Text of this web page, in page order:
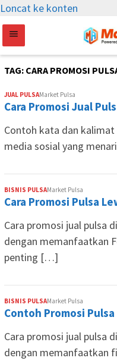
Loncat ke konten
TAG: CARA PROMOSI
JUAL PULSAMarket Pulsa
Cara Promosi Jual
Contoh kata dan
media sosial yang
BISNIS PULSAMarket Pulsa
Cara Promosi Pulsa
Cara promosi jual pulsa
dengan memanfaatkan
penting […]
BISNIS PULSAMarket Pulsa
Contoh Promosi
Cara promosi jual pulsa
dengan memanfaatkan